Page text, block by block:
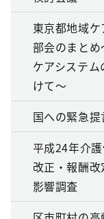
東京都地域
部会のまと
ケアシステ
けて～
国への緊急提
平成24年介
改正・報酬改
影響調査